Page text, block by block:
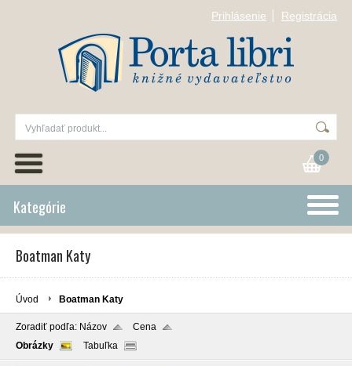
Prihlásenie Registrácia
0
Kategórie
Boatman Katy
Úvod Boatman Katy
Zoradiť podľa: Názov
Cena
Obrázky
Tabuľka